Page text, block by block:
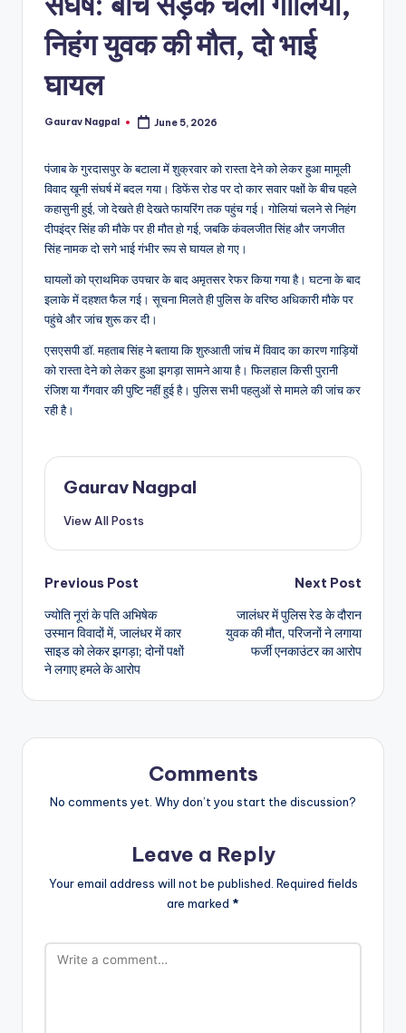
m
निहंग युवक की मौत, दो भाई
घायल
Posted
Gaurav Nagpal June 5, 2026
पंजाब के गुरदासपुर के बटाला में शुक्रवार को रास्ता देने को लेकर हुआ मामूली
विवाद खूनी संघर्ष में बदल गया। डिफेंस रोड पर दो कार सवार पक्षों के बीच पहले
कहासुनी हुई, जो देखते ही देखते फायरिंग तक पहुंच गई। गोलियां चलने से निहंग
दीपइंद्र सिंह की मौके पर ही मौत हो गई, जबकि कंवलजीत सिंह और जगजीत
सिंह नामक दो सगे भाई गंभीर रूप से घायल हो गए।
घायलों को प्राथमिक उपचार के बाद अमृतसर रेफर किया गया है। घटना के बाद
इलाके में दहशत फैल गई। सूचना मिलते ही पुलिस के वरिष्ठ अधिकारी मौके पर
पहुंचे और जांच शुरू कर दी।
एसएसपी डॉ. महताब सिंह ने बताया कि शुरुआती जांच में विवाद का कारण गाड़ियों
को रास्ता देने को लेकर हुआ झगड़ा सामने आया है। फिलहाल किसी पुरानी
रंजिश या गैंगवार की पुष्टि नहीं हुई है। पुलिस सभी पहलुओं से मामले की जांच कर
रही है।
Gaurav Nagpal
View All Posts
Post
navigation
Previous Post
ज्योति नूरां के पति अभिषेक
उस्मान विवादों में, जालंधर में कार
साइड को लेकर झगड़ा; दोनों पक्षों
ने लगाए हमले के आरोप
Next Post
जालंधर में पुलिस रेड के दौरान
युवक की मौत, परिजनों ने लगाया
फर्जी एनकाउंटर का आरोप
Comments
No comments yet. Why don’t you start the discussion?
Leave a Reply
Your email address will not be published. Required fields
are marked *